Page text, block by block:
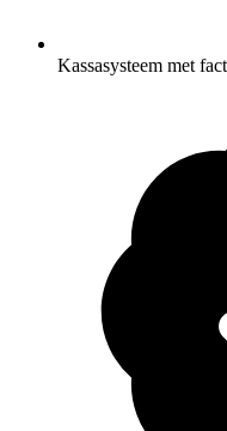
Kassasysteem met